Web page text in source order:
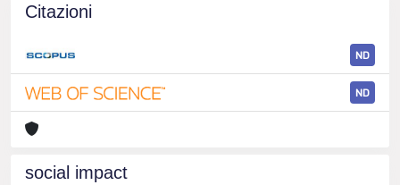
Citazioni
ND
ND
social impact